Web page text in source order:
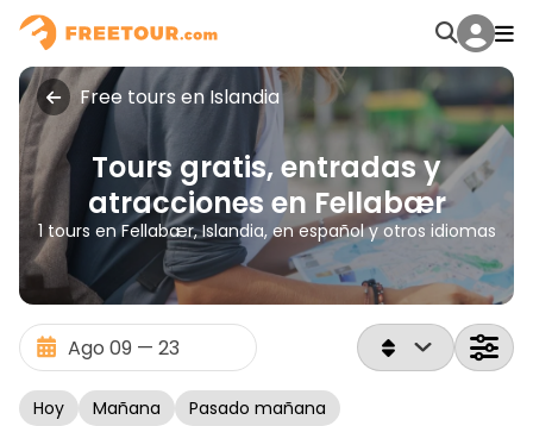
Free tours en Islandia
Tours gratis, entradas y
atracciones en Fellabær
1 tours en Fellabær, Islandia, en español y otros idiomas
Hoy Mañana Pasado mañana